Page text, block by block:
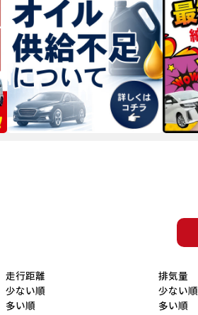
走行距離
少ない順
多い順
排気量
少ない順
多い順